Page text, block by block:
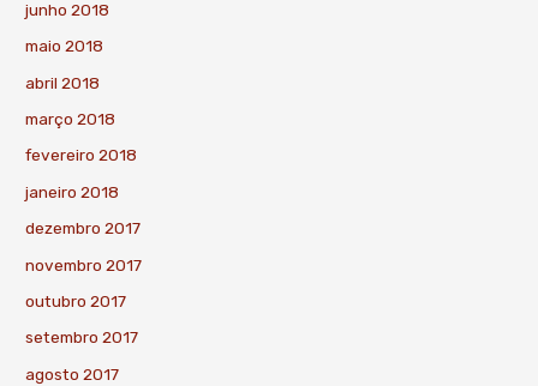
junho 2018
maio 2018
abril 2018
março 2018
fevereiro 2018
janeiro 2018
dezembro 2017
novembro 2017
outubro 2017
setembro 2017
agosto 2017